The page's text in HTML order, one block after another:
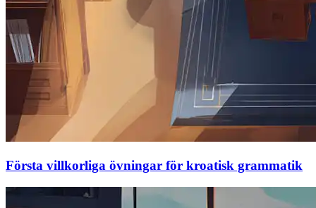
Första villkorliga övningar för kroatisk grammatik